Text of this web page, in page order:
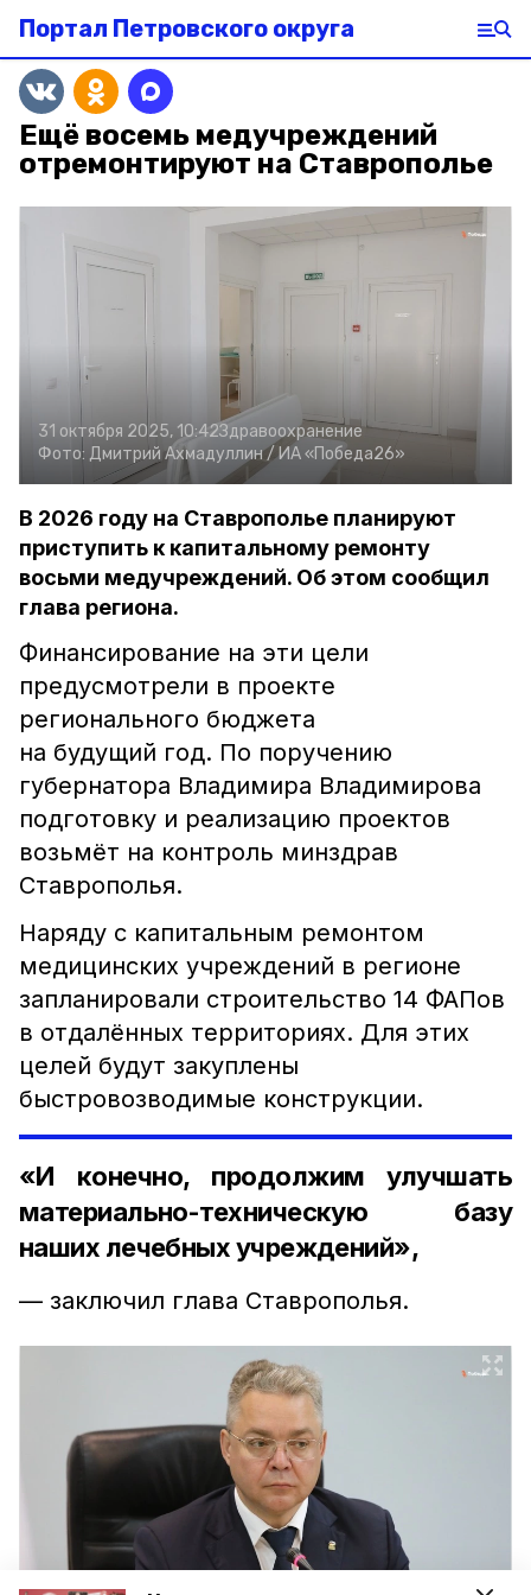
Портал Петровского округа
Ещё восемь медучреждений
отремонтируют на Ставрополье
31 октября 2025, 10:42Здравоохранение
Фото: Дмитрий Ахмадуллин / ИА «Победа26»
В 2026 году на Ставрополье планируют
приступить к капитальному ремонту
восьми медучреждений. Об этом сообщил
глава региона.
Финансирование на эти цели
предусмотрели в проекте
регионального бюджета
на будущий год. По поручению
губернатора Владимира Владимирова
подготовку и реализацию проектов
возьмёт на контроль минздрав
Ставрополья.
Наряду с капитальным ремонтом
медицинских учреждений в регионе
запланировали строительство 14 ФАПов
в отдалённых территориях. Для этих
целей будут закуплены
быстровозводимые конструкции.
«И конечно, продолжим улучшать
материально-техническую базу
наших лечебных учреждений»,
— заключил глава Ставрополья.